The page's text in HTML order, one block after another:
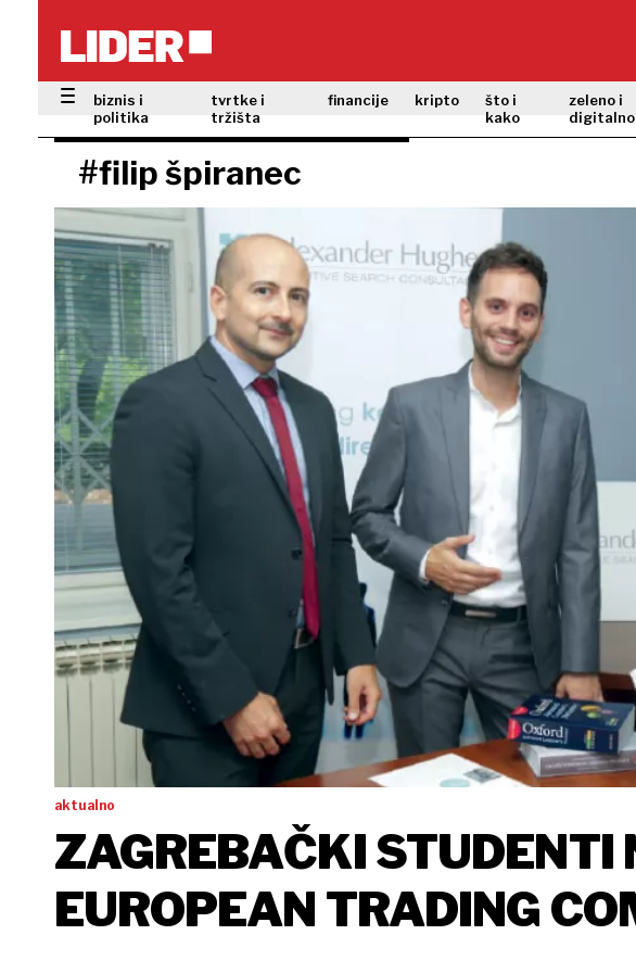
biznis i
politika
tvrtke i
tržišta
financije kripto
što i
kako
zeleno i
digitalno
#filip špiranec
aktualno
ZAGREBAČKI STUDENTI
EUROPEAN TRADING